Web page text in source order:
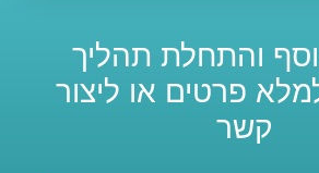
והתחלת תהליך
פרטים או ליצור
קשר